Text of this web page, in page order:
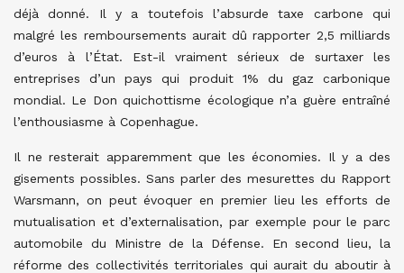
déjà donné. Il y a toutefois l’absurde taxe carbone qui
malgré les remboursements aurait dû rapporter 2,5 milliards
d’euros à l’État. Est-il vraiment sérieux de surtaxer les
entreprises d’un pays qui produit 1% du gaz carbonique
mondial. Le Don quichottisme écologique n’a guère entraîné
l’enthousiasme à Copenhague.
Il ne resterait apparemment que les économies. Il y a des
gisements possibles. Sans parler des mesurettes du Rapport
Warsmann, on peut évoquer en premier lieu les efforts de
mutualisation et d’externalisation, par exemple pour le parc
automobile du Ministre de la Défense. En second lieu, la
réforme des collectivités territoriales qui aurait du aboutir à